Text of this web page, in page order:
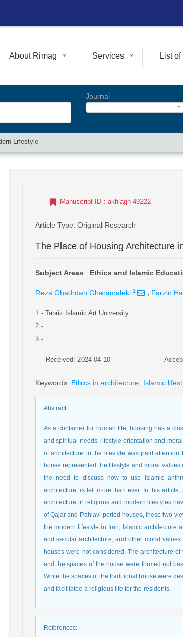
About Rimag Services List
Journal
Lifestyle
Manuscript ID : akhlagh-49222
Article Type: Original Research
The Place of Housing Architecture
Subject Areas : Ethics and Islamic
Reza Ghadrdan Gharamaleki 1 , Farzin
1 - Tabriz Islamic Art University
2 -
3 -
Received: 2024-04-10
Keywords: Ethics in architecture Islamic
Abstract:
As a container for human life, housing has a
and spiritual needs, lifestyle orientation and
of architecture in the lifestyle was paid
house represented the lifestyle and moral
the need to discuss how to use Islamic
architecture, is felt more than ever. In this
architecture in religious and modern lifestyles
of Qajar and Pahlavi period houses, these two
the modern lifestyle in Iran, Islamic architecture
and secular architecture, and other moral
houses were not considered. The architecture
and the spaces of the house were formed not
While the spaces of the traditional house were
and facilitated a religious life for the residents.
References: